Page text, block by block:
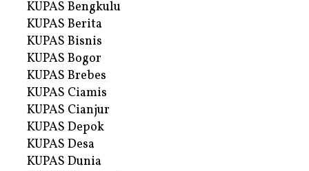
KUPAS Bengkulu
KUPAS Berita
KUPAS Bisnis
KUPAS Bogor
KUPAS Brebes
KUPAS Ciamis
KUPAS Cianjur
KUPAS Depok
KUPAS Desa
KUPAS Dunia